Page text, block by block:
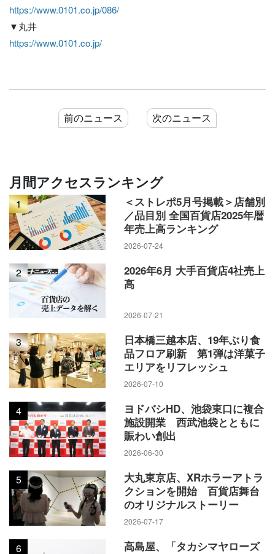
https://www.0101.co.jp/086/
▼丸井
https://www.0101.co.jp/
前のニュース 次のニュース
月間アクセスランキング
1
＜ストレポ5月号掲載＞店舗別
／品目別 全国百貨店2025年暦
年売上高ランキング
2026-07-24
2
2026年6月 大手百貨店4社売上
高
2026-07-21
3
日本橋三越本店、19年ぶり食
品フロア刷新 第1弾は洋菓子
エリアをリフレッシュ
2026-07-10
4
ヨドバシHD、池袋東口に複合
施設開業 西武池袋とともに
賑わい創出
2026-06-30
5
大丸東京店、XRホラーアトラ
クションを開始 百貨店舞台
のオリジナルストーリー
2026-07-17
6
高島屋、「タカシマヤローズ